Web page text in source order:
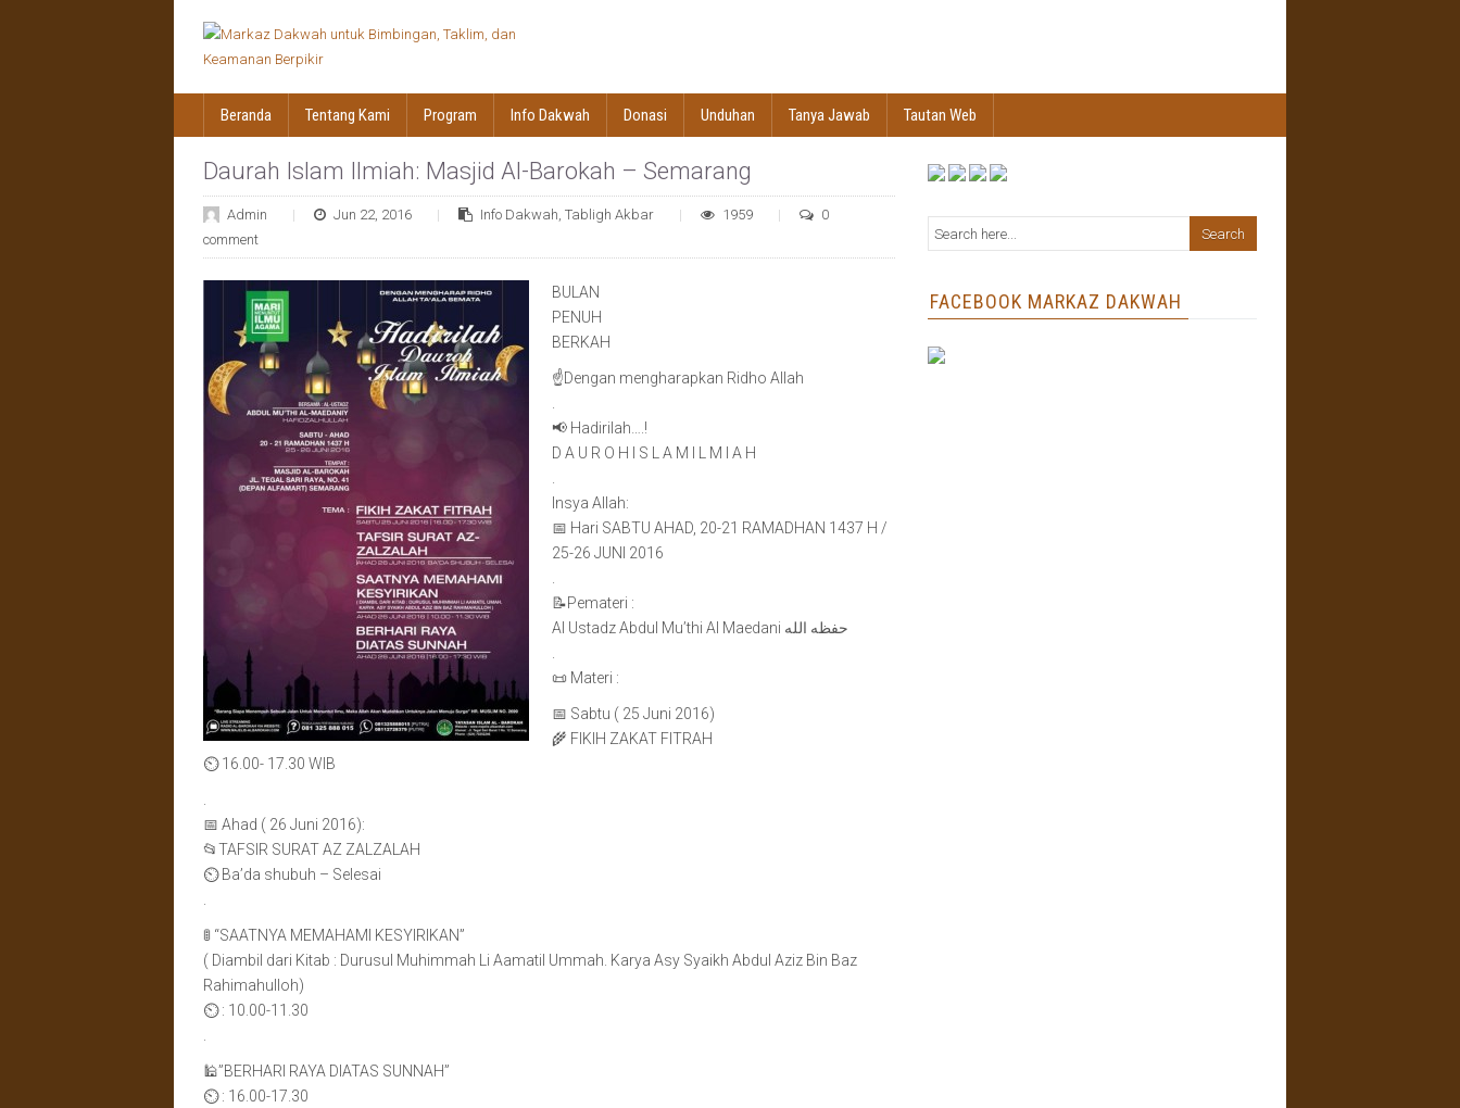
Beranda Tentang Kami Program Info Dakwah Donasi Unduhan Tanya Jawab Tautan Web
Daurah Islam Ilmiah: Masjid Al-Barokah – Semarang
Admin Jun 22, 2016 Info Dakwah, Tabligh Akbar 1959
0
comment
BULAN
PENUH
BERKAH
☝️Dengan mengharapkan Ridho Allah
📢 Hadirilah….!
D A U R O H I S L A M I L M I A H
Insya Allah:
📅 Hari SABTU AHAD, 20-21 RAMADHAN 1437 H /
25-26 JUNI 2016
📝Pemateri :
Al Ustadz Abdul Mu’thi Al Maedani حفظه الله
📜 Materi :
📅 Sabtu ( 25 Juni 2016)
🌾 FIKIH ZAKAT FITRAH
⏲ 16.00- 17.30 WIB
📅 Ahad ( 26 Juni 2016):
📂TAFSIR SURAT AZ ZALZALAH
⏲ Ba’da shubuh – Selesai
🚦 “SAATNYA MEMAHAMI KESYIRIKAN”
( Diambil dari Kitab : Durusul Muhimmah Li Aamatil Ummah. Karya Asy Syaikh Abdul Aziz Bin Baz
Rahimahulloh)
⏲ : 10.00-11.30
🕌”BERHARI RAYA DIATAS SUNNAH”
⏲ : 16.00-17.30
FACEBOOK MARKAZ DAKWAH